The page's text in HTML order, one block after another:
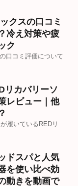
クスの口コミ
冷え対策や疲
ク
口コミ評価について
リカバリーソ
レビュー｜他
履いているREDリ
ドスパと人気
を使い比べ効
動きを動画で